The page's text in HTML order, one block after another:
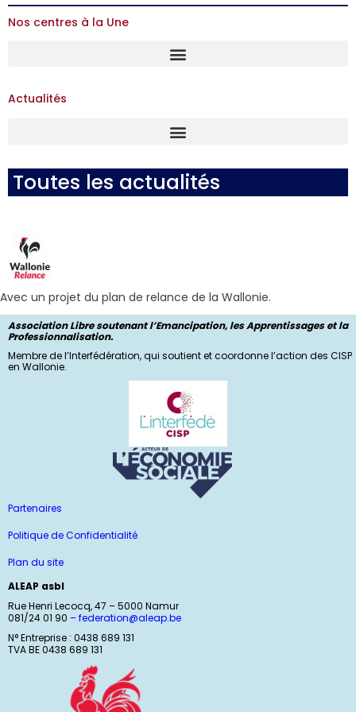
Nos centres à la Une
Actualités
Toutes les actualités
Avec un projet du plan de relance de la Wallonie.
Association Libre soutenant l’Emancipation, les Apprentissages et la
Professionnalisation.
Membre de l’Interfédération, qui soutient et coordonne l’action des CISP
en Wallonie.
Partenaires
Politique de Confidentialité
Plan du site
ALEAP asbl
Rue Henri Lecocq, 47 – 5000 Namur
081/24 01 90 –federation@aleap.be
N° Entreprise : 0438 689 131
TVA BE 0438 689 131